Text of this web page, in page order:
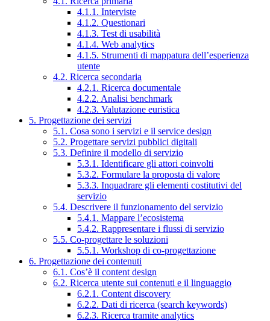
4.1.1. Interviste
4.1.2. Questionari
4.1.3. Test di usabilità
4.1.4. Web analytics
4.1.5. Strumenti di mappatura dell’esperienza
utente
4.2. Ricerca secondaria
4.2.1. Ricerca documentale
4.2.2. Analisi benchmark
4.2.3. Valutazione euristica
5. Progettazione dei servizi
5.1. Cosa sono i servizi e il service design
5.2. Progettare servizi pubblici digitali
5.3. Definire il modello di servizio
5.3.1. Identificare gli attori coinvolti
5.3.2. Formulare la proposta di valore
5.3.3. Inquadrare gli elementi costitutivi del
servizio
5.4. Descrivere il funzionamento del servizio
5.4.1. Mappare l’ecosistema
5.4.2. Rappresentare i flussi di servizio
5.5. Co-progettare le soluzioni
5.5.1. Workshop di co-progettazione
6. Progettazione dei contenuti
6.1. Cos’è il content design
6.2. Ricerca utente sui contenuti e il linguaggio
6.2.1. Content discovery
6.2.2. Dati di ricerca (search keywords)
6.2.3. Ricerca tramite analytics